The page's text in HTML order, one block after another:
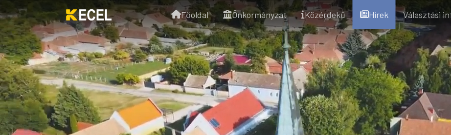
Főoldal Önkormányzat Közérdekű Hírek Választási